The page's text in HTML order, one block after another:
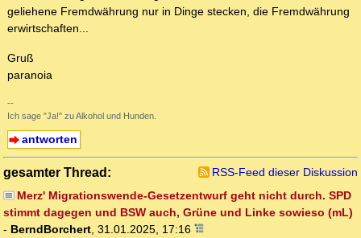
geliehene Fremdwährung nur in Dinge stecken, die Fremdwährung
erwirtschaften...
Gruß
paranoia
--
Ich sage "Ja!" zu Alkohol und Hunden.
antworten
gesamter Thread:
RSS-Feed dieser Diskussion
Merz' Migrationswende-Gesetzentwurf geht nicht durch. SPD
stimmt dagegen und BSW auch, Grüne und Linke sowieso (mL)
- BerndBorchert, 31.01.2025, 17:16